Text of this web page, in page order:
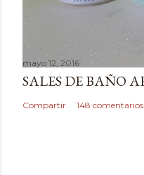
mayo 12, 2016
SALES DE BAÑO
Compartir 148 comentarios